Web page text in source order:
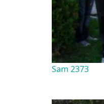
Sam 2373